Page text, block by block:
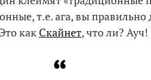
т.е. ага, вы правильно
как Скайнет, что ли? Ауч!